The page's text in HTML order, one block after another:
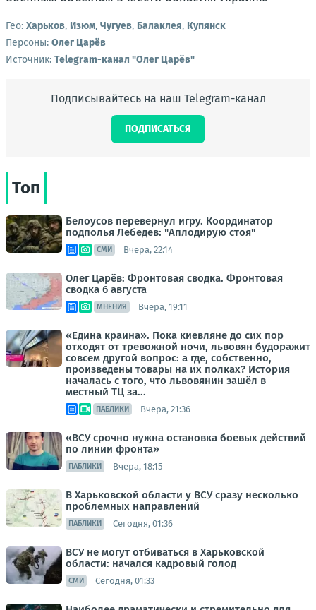
Гео: Харьков, Изюм, Чугуев, Балаклея, Купянск
Персоны: Олег Царёв
Источник: Telegram-канал "Олег Царёв"
Подписывайтесь на наш Telegram-канал
ПОДПИСАТЬСЯ
Топ
Белоусов перевернул игру. Координатор
подполья Лебедев: "Аплодирую стоя"
СМИ Вчера, 22:14
Олег Царёв: Фронтовая сводка. Фронтовая
сводка 6 августа
МНЕНИЯ Вчера, 19:11
«Едина краина». Пока киевляне до сих пор
отходят от тревожной ночи, львовян будоражит
совсем другой вопрос: а где, собственно,
произведены товары на их полках? История
началась с того, что львовянин зашёл в
местный ТЦ за...
ПАБЛИКИ Вчера, 21:36
«ВСУ срочно нужна остановка боевых действий
по линии фронта»
ПАБЛИКИ Вчера, 18:15
В Харьковской области у ВСУ сразу несколько
проблемных направлений
ПАБЛИКИ Сегодня, 01:36
ВСУ не могут отбиваться в Харьковской
области: начался кадровый голод
СМИ Сегодня, 01:33